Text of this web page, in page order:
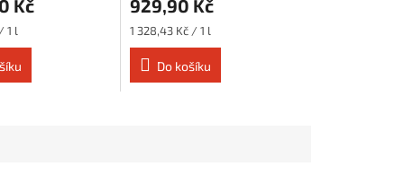
Kč
1 l
929,90 Kč
Měrná
cena:
1 328,43 Kč / 1 l
Do košíku